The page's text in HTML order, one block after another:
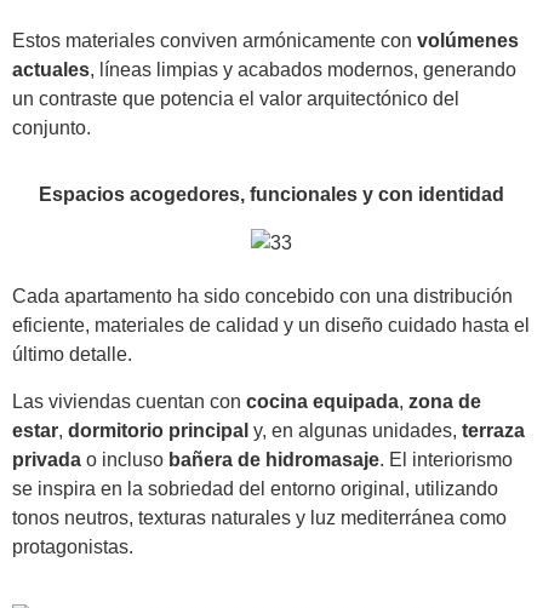
Estos materiales conviven armónicamente con volúmenes
actuales, líneas limpias y acabados modernos, generando
un contraste que potencia el valor arquitectónico del
conjunto.
Espacios acogedores, funcionales y con identidad
Cada apartamento ha sido concebido con una distribución
eficiente, materiales de calidad y un diseño cuidado hasta el
último detalle.
Las viviendas cuentan con cocina equipada, zona de
estar, dormitorio principal y, en algunas unidades, terraza
privada o incluso bañera de hidromasaje. El interiorismo
se inspira en la sobriedad del entorno original, utilizando
tonos neutros, texturas naturales y luz mediterránea como
protagonistas.